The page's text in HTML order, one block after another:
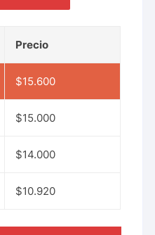
Precio
$15.600
$15.000
$14.000
$10.920